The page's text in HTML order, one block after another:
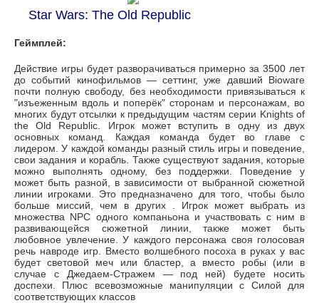
Star Wars: The Old Republic
Геймплей:
Действие игры будет разворачиваться примерно за 3500 лет
до событий кинофильмов — сеттинг, уже давший Bioware
почти полную свободу, без необходимости привязываться к
"изъеженным вдоль и поперёк" сторонам и персонажам, во
многих будут отсылки к предыдущим частям серии Knights of
the Old Republic. Игрок может вступить в одну из двух
основных команд. Каждая команда будет во главе с
лидером. У каждой команды разный стиль игры и поведение,
свои задания и корабль. Также существуют задания, которые
можно выполнять одному, без поддержки. Поведение у
может быть разной, в зависимости от выбранной сюжетной
линии игроками. Это предназначено для того, чтобы было
больше миссий, чем в других . Игрок может выбрать из
множества NPC одного компаньона и участвовать с ним в
развивающейся сюжетной линии, также может быть
любовное увлечение. У каждого персонажа своя голосовая
речь навроде игр. Вместо волшебного посоха в руках у вас
будет световой меч или бластер, а вместо робы (или в
случае с Джедаем-Стражем — под ней) будете носить
доспехи. Плюс всевозможные манипуляции с Силой для
соответствующих классов